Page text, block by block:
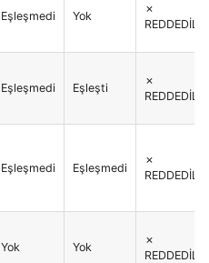
Eşleşmedi Yok
✗
REDDEDİLİR
Eşleşmedi Eşleşti
✗
REDDEDİLİR
Eşleşmedi Eşleşmedi
✗
REDDEDİLİR
Yok Yok
✗
REDDEDİLİR